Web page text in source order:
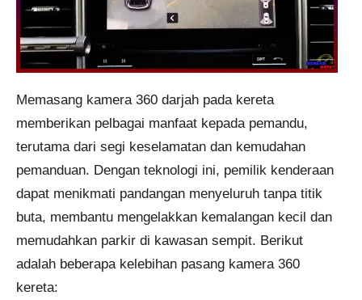
Memasang kamera 360 darjah pada kereta
memberikan pelbagai manfaat kepada pemandu,
terutama dari segi keselamatan dan kemudahan
pemanduan. Dengan teknologi ini, pemilik kenderaan
dapat menikmati pandangan menyeluruh tanpa titik
buta, membantu mengelakkan kemalangan kecil dan
memudahkan parkir di kawasan sempit. Berikut
adalah beberapa kelebihan pasang kamera 360
kereta: